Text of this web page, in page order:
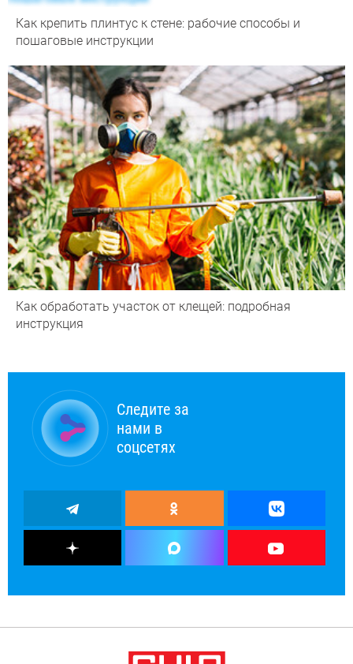
Как крепить плинтус к стене: рабочие способы и
пошаговые инструкции
Как обработать участок от клещей: подробная
инструкция
Следите за
нами в
соцсетях